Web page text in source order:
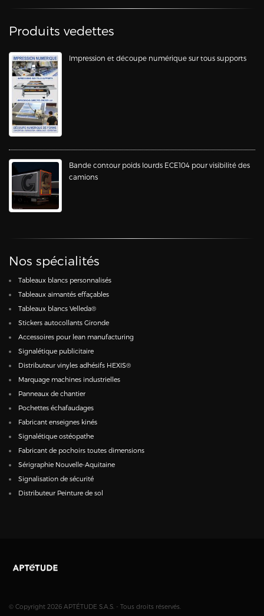
Produits vedettes
Impression et découpe numérique sur tous supports
Bande contour poids lourds ECE104 pour visibilité des
camions
Nos spécialités
Tableaux blancs personnalisés
Tableaux aimantés effaçables
Tableaux blancs Velleda®
Stickers autocollants Gironde
Accessoires pour lean manufacturing
Signalétique publicitaire
Distributeur vinyles adhésifs HEXIS®
Marquage machines industrielles
Panneaux de chantier
Pochettes échafaudages
Fabricant enseignes kinés
Signalétique ostéopathe
Fabricant de pochoirs toutes dimensions
Sérigraphie Nouvelle-Aquitaine
Signalisation de sécurité
Distributeur Peinture de sol
© Copyright 2026 APTÉTUDE S.A.S. - Tous droits réservés.